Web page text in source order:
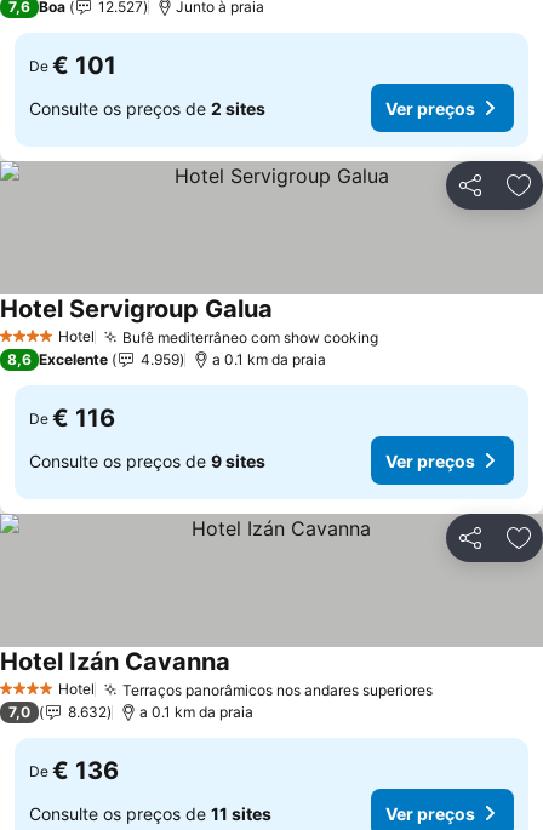
7,6 Boa 12.527 Junto à praia
De € 101
Consulte os preços de 2 sites Ver preços
Partilhar
4 EstrelasHotel Bufê mediterrâneo com show cooking
Hotel Servigroup Galua
8,6 Excelente 4.959 a 0.1 km da praia
De € 116
Consulte os preços de 9 sites Ver preços
Partilhar
4 EstrelasHotel Terraços panorâmicos nos andares superiores
Hotel Izán Cavanna
7,0 8.632 a 0.1 km da praia
De € 136
Consulte os preços de 11 sites Ver preços